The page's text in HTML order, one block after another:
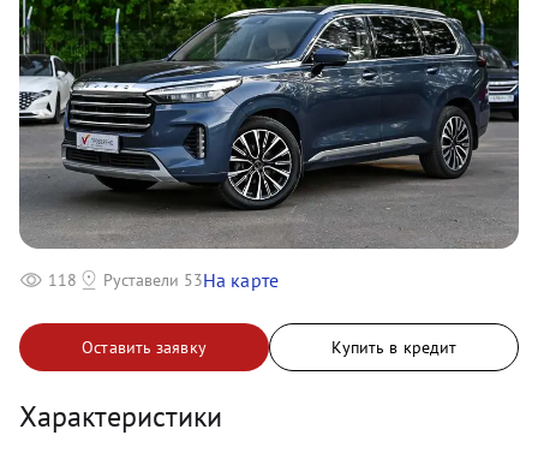
Оставить заявку Купить в кредит
Характеристики
118 Руставели 53На карте